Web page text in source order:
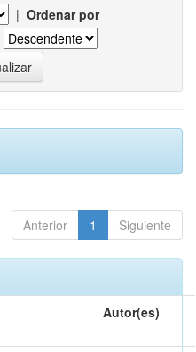
| Ordenar por
Anterior 1 Siguiente
Autor(es)